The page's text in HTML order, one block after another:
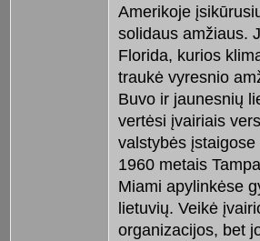
Amerikoje
solidaus amžiaus.
Florida, kurios
traukė vyresnio
Buvo ir jaunesnių
vertėsi įvairiais
valstybės
1960 metais
Miami apylinkėse
lietuvių. Veikė
organizacijos, bet